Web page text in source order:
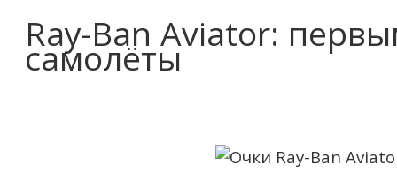
Ray-Ban Aviator:
самолёты